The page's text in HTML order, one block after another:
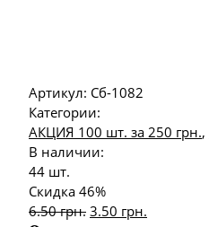
Артикул: Сб-1082
Категории:
АКЦИЯ 100 шт. за 250 грн.,
В наличии:
44 шт.
Скидка 46%
6.50грн. 3.50 грн.